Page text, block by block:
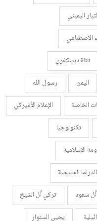
اليميني
الاصطناعي
قناة ديسكفري
اليمن
رسول الله
الخاصة
الإعلام الأميركي
تكنولوجيا
الإسلامية
الدراما الخليجية
أل سعود
تركي أل الشيخ
يحيى السنوار